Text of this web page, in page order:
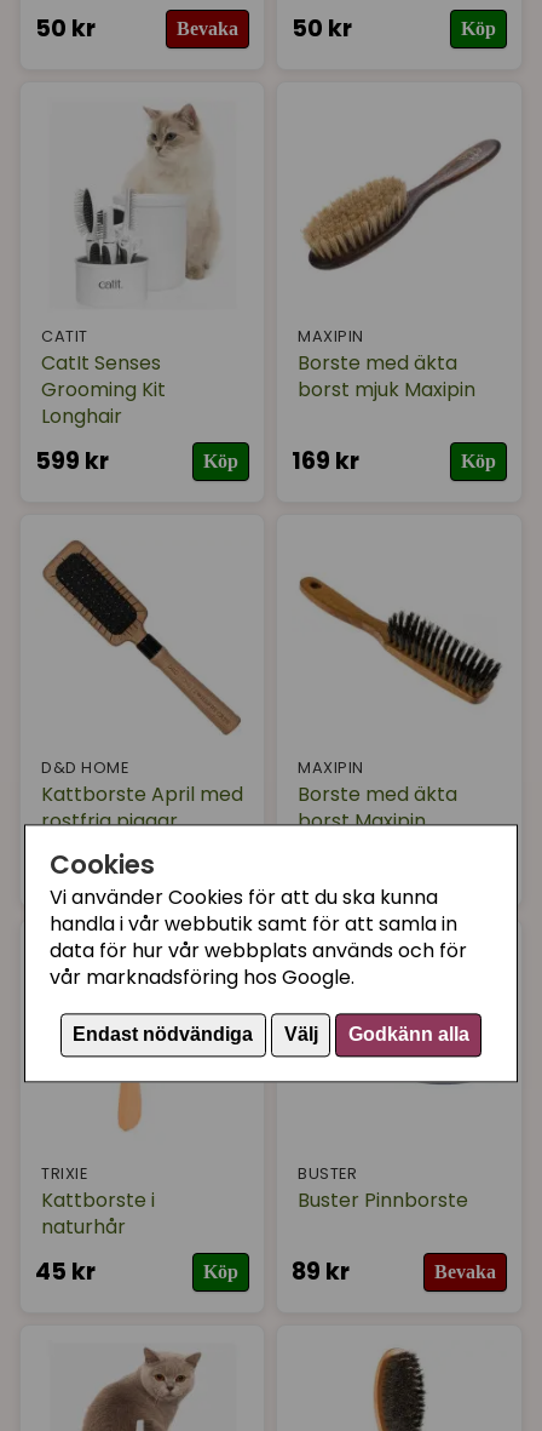
Cookies
Vi använder Cookies för att du ska kunna
handla i vår webbutik samt för att samla in
data för hur vår webbplats används och för
vår marknadsföring hos Google.
Endast nödvändiga Välj Godkänn alla
50 kr Bevaka 50 kr Köp
CATIT
CatIt Senses
Grooming Kit
Longhair
599 kr Köp
MAXIPIN
Borste med äkta
borst mjuk Maxipin
169 kr Köp
D&D HOME
Kattborste April med
rostfria piggar
189 kr
MAXIPIN
Borste med äkta
borst Maxipin
TRIXIE
Kattborste i
naturhår
45 kr Köp
BUSTER
Buster Pinnborste
89 kr Bevaka